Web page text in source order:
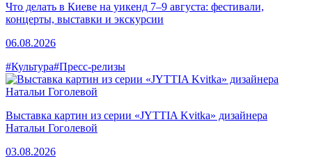
Что делать в Киеве на уикенд 7–9 августа: фестивали,
концерты, выставки и экскурсии
06.08.2026
#Культура#Пресс-релизы
Выставка картин из серии «JYTTIA Kvitka» дизайнера
Натальи Гоголевой
03.08.2026